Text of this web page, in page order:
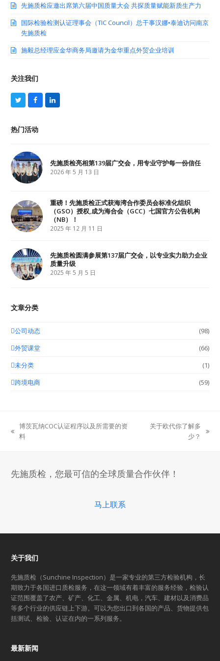
先施质检应邀出席第六届中国质量大会 共探质量赋能新质生产力
国际检验检测认证理事会（TIC Council）总干事汉娜•泰迪访问南京
先施质检
施毅总经理应金华商务局邀请为金华重点外贸企业培训
关注我们
T
w
t
t
F
a
b
L
i
热门活动
先施质检亮相第139届广交会，用专业守护每一份信任
2026 年 5 月 13 日
重磅！先施质检正式获海湾合作委员会标准化组织
（GSO）授权,成为海合会（GCC）七国官方公告机构
（NB）！
2025 年 12 月 11 日
先施质检圆满参展第137届广交会，以专业实力助力企业
质量升级
2025 年 5 月 5 日
文章分类
公司动态
(98)
外贸课堂
(66)
未分类
(1)
跨境电商
(59)
previous
博茨瓦纳COC认证程序以及所需要的资
料
关于欧代你了解多
少？
先施质检，您最可信的全球质量合作伙伴！
马上联系
关于我们
先施质检（Sunchine Inspection）是一家专业的第三方检验机构，长
期致力于各国进口质检服务，在这一领域有着丰富的服务经验，检验认
证范围覆盖了农产、矿产、化工、金属、机电，汽车、建材以及消费品
等多个行业的供应链上下游。可以为您出口到各国的产品、货物提供包
括测试、检验、认证在内的一系列服务。
最新新闻